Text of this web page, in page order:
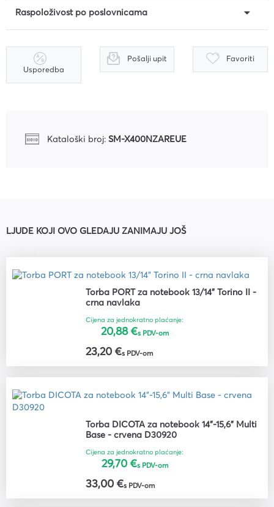
Raspoloživost po poslovnicama
Usporedba
Pošalji upit Favoriti
Kataloški broj: SM-X400NZAREUE
LJUDE KOJI OVO GLEDAJU ZANIMAJU JOŠ
Torba PORT za notebook 13/14" Torino II -
crna navlaka
Cijena za jednokratno plaćanje:
20,88 €s PDV-om
23,20 €s PDV-om
Torba DICOTA za notebook 14"-15,6" Multi
Base - crvena D30920
Cijena za jednokratno plaćanje:
29,70 €s PDV-om
33,00 €s PDV-om